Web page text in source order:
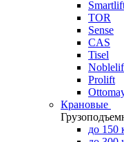
TOR
Sense
CAS
Tisel
Prolift
Крановые
до 150